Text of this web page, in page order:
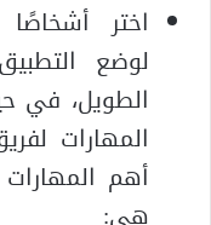
اختر أشخاصًا
لوضع
الطويل، في
المهارات
أهم